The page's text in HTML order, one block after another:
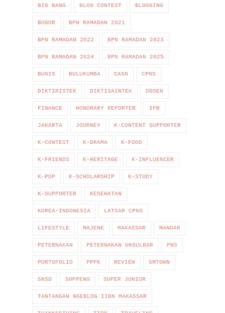
BIG BANG BLOG CONTEST BLOGGING
BOGOR BPN RAMADAN 2021
BPN RAMADAN 2022 BPN RAMADAN 2023
BPN RAMADAN 2024 BPN RAMADAN 2025
BUGIS BULUKUMBA CASN CPNS
DIKTIRISTEK DIKTISAINTEK DOSEN
FINANCE HONORARY REPORTER IPB
JAKARTA JOURNEY K-CONTENT SUPPORTER
K-CONTEST K-DRAMA K-FOOD
K-FRIENDS K-HERITAGE K-INFLUENCER
K-POP K-SCHOLARSHIP K-STUDY
K-SUPPORTER KESEHATAN
KOREA-INDONESIA LATSAR CPNS
LIFESTYLE MAJENE MAKASSAR MANDAR
PETERNAKAN PETERNAKAN UNSULBAR PNS
PORTOFOLIO PPPK REVIEW SMTOWN
SNSD SOPPENG SUPER JUNIOR
TANTANGAN NGEBLOG IIDN MAKASSAR